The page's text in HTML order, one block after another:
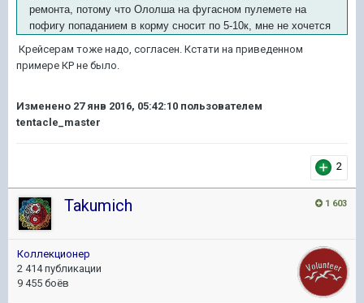
ремонта, потому что Ололша на фугасном пулемете на
пофигу попаданием в корму сносит по 5-10к, мне не хочется
Крейсерам тоже надо, согласен. Кстати на приведенном
примере КР не было.
Изменено 27 янв 2016, 05:42:10 пользователем
tentacle_master
2
1 603
Takumich
Коллекционер
2 414 публикации
9 455 боёв